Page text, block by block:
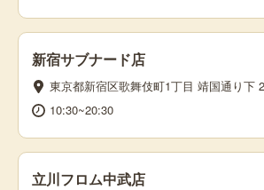
新宿サブナード店
東京都新宿区歌舞伎町1丁目 靖国通り下
10:30~20:30
立川フロム中武店